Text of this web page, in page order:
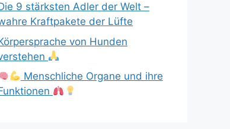
9 stärksten Adler der Welt –
Kraftpakete der Lüfte
von Hunden
Menschliche Organe und ihre